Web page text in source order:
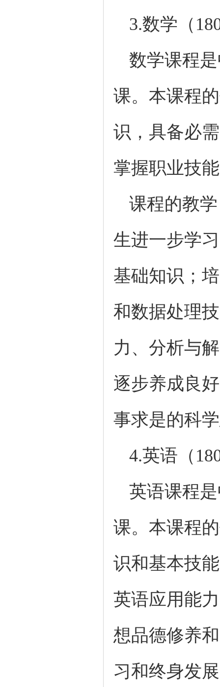
3.数学（
数学课程
课。本课程
识，具备必
掌握职业技
课程的教
生进一步学
基础知识；
和数据处理
力、分析与
逐步养成良
事求是的科
4.英语（
英语课程
课。本课程
识和基本技
英语应用能
想品德修养
习和终身发